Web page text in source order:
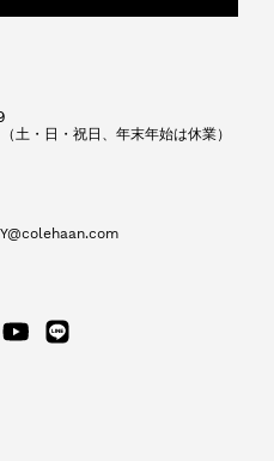
土・日・祝日、年末年始は休業）